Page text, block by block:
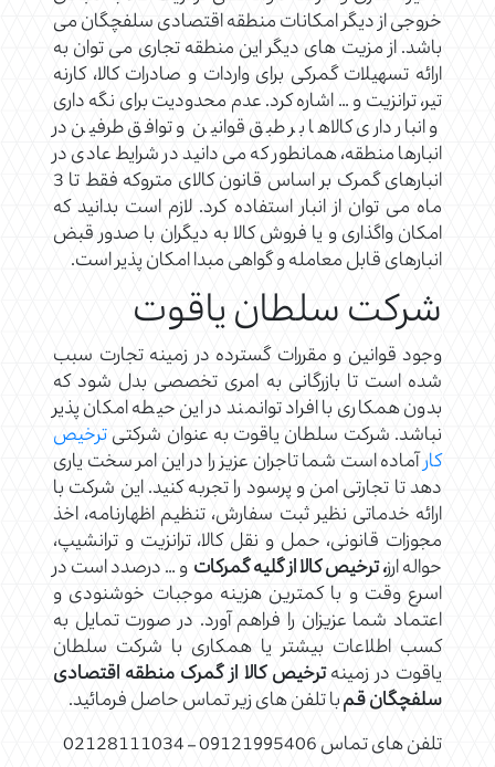
خروجی از دیگر امکانات منطقه اقتصادی سلفچگان می
باشد. از مزیت های دیگر این منطقه تجاری می توان به
ارائه تسهیلات گمرکی برای واردات و صادرات کالا، کارنه
تیر، ترانزیت و … اشاره کرد. عدم محدودیت برای نگه داری
و انبار داری کالاها بر طبق قوانین و توافق طرفین در
انبارها منطقه، همانطور که می دانید در شرایط عادی در
انبارهای گمرک بر اساس قانون کالای متروکه فقط تا 3
ماه می توان از انبار استفاده کرد. لازم است بدانید که
امکان واگذاری و یا فروش کالا به دیگران با صدور قبض
انبارهای قابل معامله و گواهی مبدا امکان پذیر است.
شرکت سلطان یاقوت
وجود قوانین و مقررات گسترده در زمینه تجارت سبب
شده است تا بازرگانی به امری تخصصی بدل شود که
بدون همکاری با افراد توانمند در این حیطه امکان پذیر
نباشد. شرکت سلطان یاقوت به عنوان شرکتیترخیص
کارآماده است شما تاجران عزیز را در این امر سخت یاری
دهد تا تجارتی امن و پرسود را تجربه کنید. این شرکت با
ارائه خدماتی نظیر ثبت سفارش، تنظیم اظهارنامه، اخذ
مجوزات قانونی، حمل و نقل کالا، ترانزیت و ترانشیپ،
حواله ارز، ترخیص کالا از گلیه گمرکات و … درصدد است در
اسرع وقت و با کمترین هزینه موجبات خوشنودی و
اعتماد شما عزیزان را فراهم آورد. در صورت تمایل به
کسب اطلاعات بیشتر یا همکاری با شرکت سلطان
یاقوت در زمینهترخیص کالا از گمرک منطقه اقتصادی
سلفچگان قمبا تلفن های زیر تماس حاصل فرمائید.
تلفن های تماس 09121995406 – 02128111034